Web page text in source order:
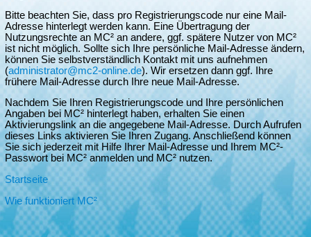
Bitte beachten Sie, dass pro Registrierungscode nur eine Mail-
Adresse hinterlegt werden kann. Eine Übertragung der
Nutzungsrechte an MC² an andere, ggf. spätere Nutzer von MC²
ist nicht möglich. Sollte sich Ihre persönliche Mail-Adresse ändern,
können Sie selbstverständlich Kontakt mit uns aufnehmen
(administrator@mc2-online.de). Wir ersetzen dann ggf. Ihre
frühere Mail-Adresse durch Ihre neue Mail-Adresse.
Nachdem Sie Ihren Registrierungscode und Ihre persönlichen
Angaben bei MC² hinterlegt haben, erhalten Sie einen
Aktivierungslink an die angegebene Mail-Adresse. Durch Aufrufen
dieses Links aktivieren Sie Ihren Zugang. Anschließend können
Sie sich jederzeit mit Hilfe Ihrer Mail-Adresse und Ihrem MC²-
Passwort bei MC² anmelden und MC² nutzen.
Startseite
Wie funktioniert MC²